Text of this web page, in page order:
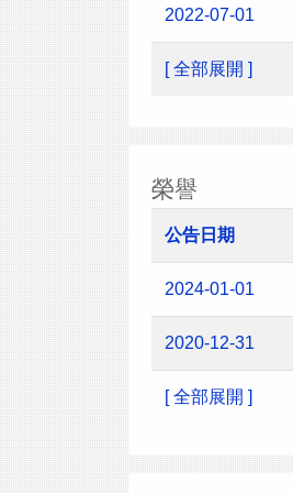
2022-07-01
[ 全部展開 ]
榮譽
公告日期
2024-01-01
2020-12-31
[ 全部展開 ]